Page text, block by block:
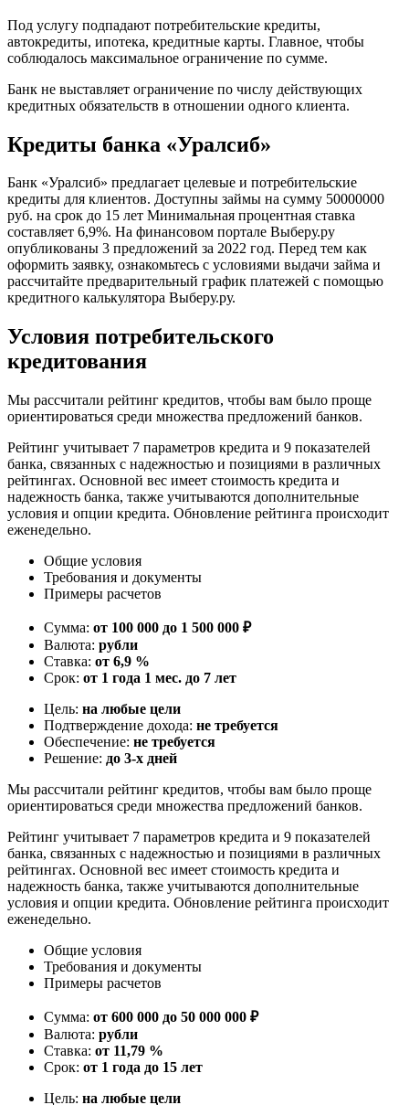
Под услугу подпадают потребительские кредиты,
автокредиты, ипотека, кредитные карты. Главное, чтобы
соблюдалось максимальное ограничение по сумме.
Банк не выставляет ограничение по числу действующих
кредитных обязательств в отношении одного клиента.
Кредиты банка «Уралсиб»
Банк «Уралсиб» предлагает целевые и потребительские
кредиты для клиентов. Доступны займы на сумму 50000000
руб. на срок до 15 лет Минимальная процентная ставка
составляет 6,9%. На финансовом портале Выберу.ру
опубликованы 3 предложений за 2022 год. Перед тем как
оформить заявку, ознакомьтесь с условиями выдачи займа и
рассчитайте предварительный график платежей с помощью
кредитного калькулятора Выберу.ру.
Условия потребительского
кредитования
Мы рассчитали рейтинг кредитов, чтобы вам было проще
ориентироваться среди множества предложений банков.
Рейтинг учитывает 7 параметров кредита и 9 показателей
банка, связанных с надежностью и позициями в различных
рейтингах. Основной вес имеет стоимость кредита и
надежность банка, также учитываются дополнительные
условия и опции кредита. Обновление рейтинга происходит
еженедельно.
Общие условия
Требования и документы
Примеры расчетов
Сумма: от 100 000 до 1 500 000 ₽
Валюта: рубли
Ставка: от 6,9 %
Срок: от 1 года 1 мес. до 7 лет
Цель: на любые цели
Подтверждение дохода: не требуется
Обеспечение: не требуется
Решение: до 3-х дней
Мы рассчитали рейтинг кредитов, чтобы вам было проще
ориентироваться среди множества предложений банков.
Рейтинг учитывает 7 параметров кредита и 9 показателей
банка, связанных с надежностью и позициями в различных
рейтингах. Основной вес имеет стоимость кредита и
надежность банка, также учитываются дополнительные
условия и опции кредита. Обновление рейтинга происходит
еженедельно.
Общие условия
Требования и документы
Примеры расчетов
Сумма: от 600 000 до 50 000 000 ₽
Валюта: рубли
Ставка: от 11,79 %
Срок: от 1 года до 15 лет
Цель: на любые цели